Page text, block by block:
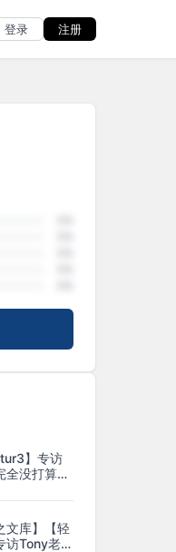
登录 注册
】专访
全没打算唱
文库】【轻
访Tony老